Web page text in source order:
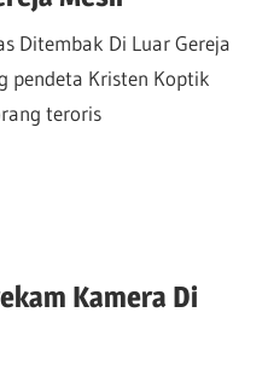
Ditembak Di Luar Gereja
pendeta Kristen Koptik
teroris
Kamera Di